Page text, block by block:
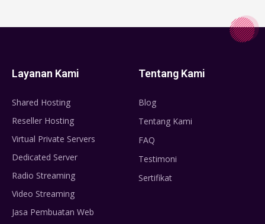
Layanan Kami
Shared Hosting
Reseller Hosting
Virtual Private Servers
Dedicated Server
Radio Streaming
Video Streaming
Jasa Pembuatan Web
Tentang Kami
Blog
Tentang Kami
FAQ
Testimoni
Sertifikat